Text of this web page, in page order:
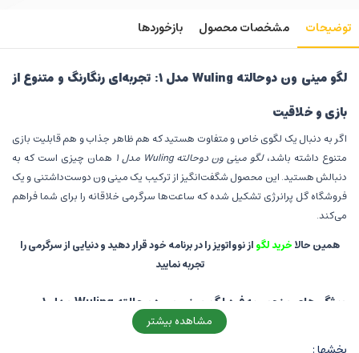
توضیحات مشخصات محصول بازخوردها
لگو مینی ون دوحالته Wuling مدل ۱: تجربه‌ای رنگارنگ و متنوع از
بازی و خلاقیت
اگر به دنبال یک لگوی خاص و متفاوت هستید که هم ظاهر جذاب و هم قابلیت بازی
متنوع داشته باشد،لگو مینی ون دوحالته Wuling مدل ۱
همان چیزی است که به
دنبالش هستید. این محصول شگفت‌انگیز از ترکیب یک مینی ون دوست‌داشتنی و یک
فروشگاه گل پرانرژی تشکیل شده که ساعت‌ها سرگرمی خلاقانه را برای شما فراهم
می‌کند.
همین حالاخرید لگواز نوواتویز را در برنامه خود قرار دهید و دنیایی از سرگرمی را
تجربه نمایید
ویژگی‌های منحصربه‌فرد لگو مینی ون دو حالته Wuling مدل ۱
اگر به دنبال یک تجربه جدید و سرگرم‌کننده ازخرید لگو ماشینمشاهده بیشتر